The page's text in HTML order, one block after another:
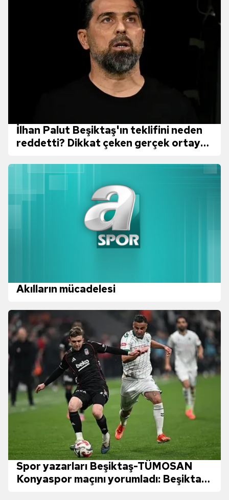
İlhan Palut Beşiktaş'ın teklifini neden
reddetti? Dikkat çeken gerçek ortaya
Akılların mücadelesi
Spor yazarları Beşiktaş-TÜMOSAN
Konyaspor maçını yorumladı: Beşiktaş'ı